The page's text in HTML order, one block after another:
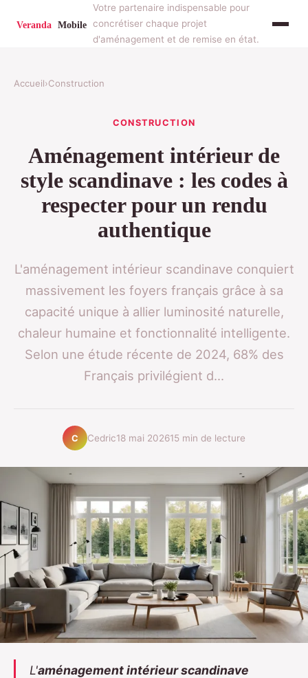
Votre partenaire indispensable pour
concrétiser chaque projet
d'aménagement et de remise en état.
Accueil›Construction
CONSTRUCTION
Aménagement intérieur de
style scandinave : les codes à
respecter pour un rendu
authentique
L'aménagement intérieur scandinave conquiert
massivement les foyers français grâce à sa
capacité unique à allier luminosité naturelle,
chaleur humaine et fonctionnalité intelligente.
Selon une étude récente de 2024, 68% des
Français privilégient d...
C Cedric18 mai 202615 min de lecture
L'aménagement intérieur scandinave